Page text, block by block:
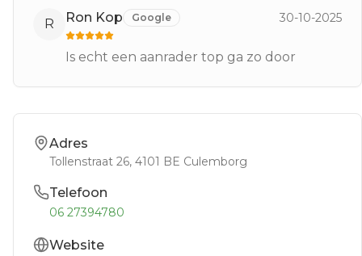
R Ron Kop Google 30-10-2025
Is echt een aanrader top ga zo door
Adres
Tollenstraat 26, 4101 BE Culemborg
Telefoon
06 27394780
Website